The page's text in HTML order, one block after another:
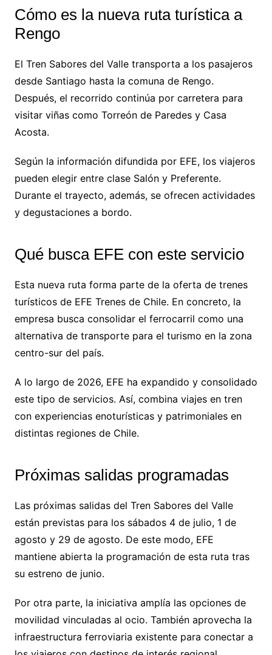
Cómo es la nueva ruta turística a
Rengo
El Tren Sabores del Valle transporta a los pasajeros
desde Santiago hasta la comuna de Rengo.
Después, el recorrido continúa por carretera para
visitar viñas como Torreón de Paredes y Casa
Acosta.
Según la información difundida por EFE, los viajeros
pueden elegir entre clase Salón y Preferente.
Durante el trayecto, además, se ofrecen actividades
y degustaciones a bordo.
Qué busca EFE con este servicio
Esta nueva ruta forma parte de la oferta de trenes
turísticos de EFE Trenes de Chile. En concreto, la
empresa busca consolidar el ferrocarril como una
alternativa de transporte para el turismo en la zona
centro-sur del país.
A lo largo de 2026, EFE ha expandido y consolidado
este tipo de servicios. Así, combina viajes en tren
con experiencias enoturísticas y patrimoniales en
distintas regiones de Chile.
Próximas salidas programadas
Las próximas salidas del Tren Sabores del Valle
están previstas para los sábados 4 de julio, 1 de
agosto y 29 de agosto. De este modo, EFE
mantiene abierta la programación de esta ruta tras
su estreno de junio.
Por otra parte, la iniciativa amplía las opciones de
movilidad vinculadas al ocio. También aprovecha la
infraestructura ferroviaria existente para conectar a